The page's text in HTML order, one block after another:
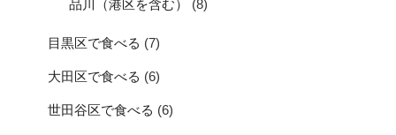
品川（港区を含む） (8)
目黒区で食べる (7)
大田区で食べる (6)
世田谷区で食べる (6)